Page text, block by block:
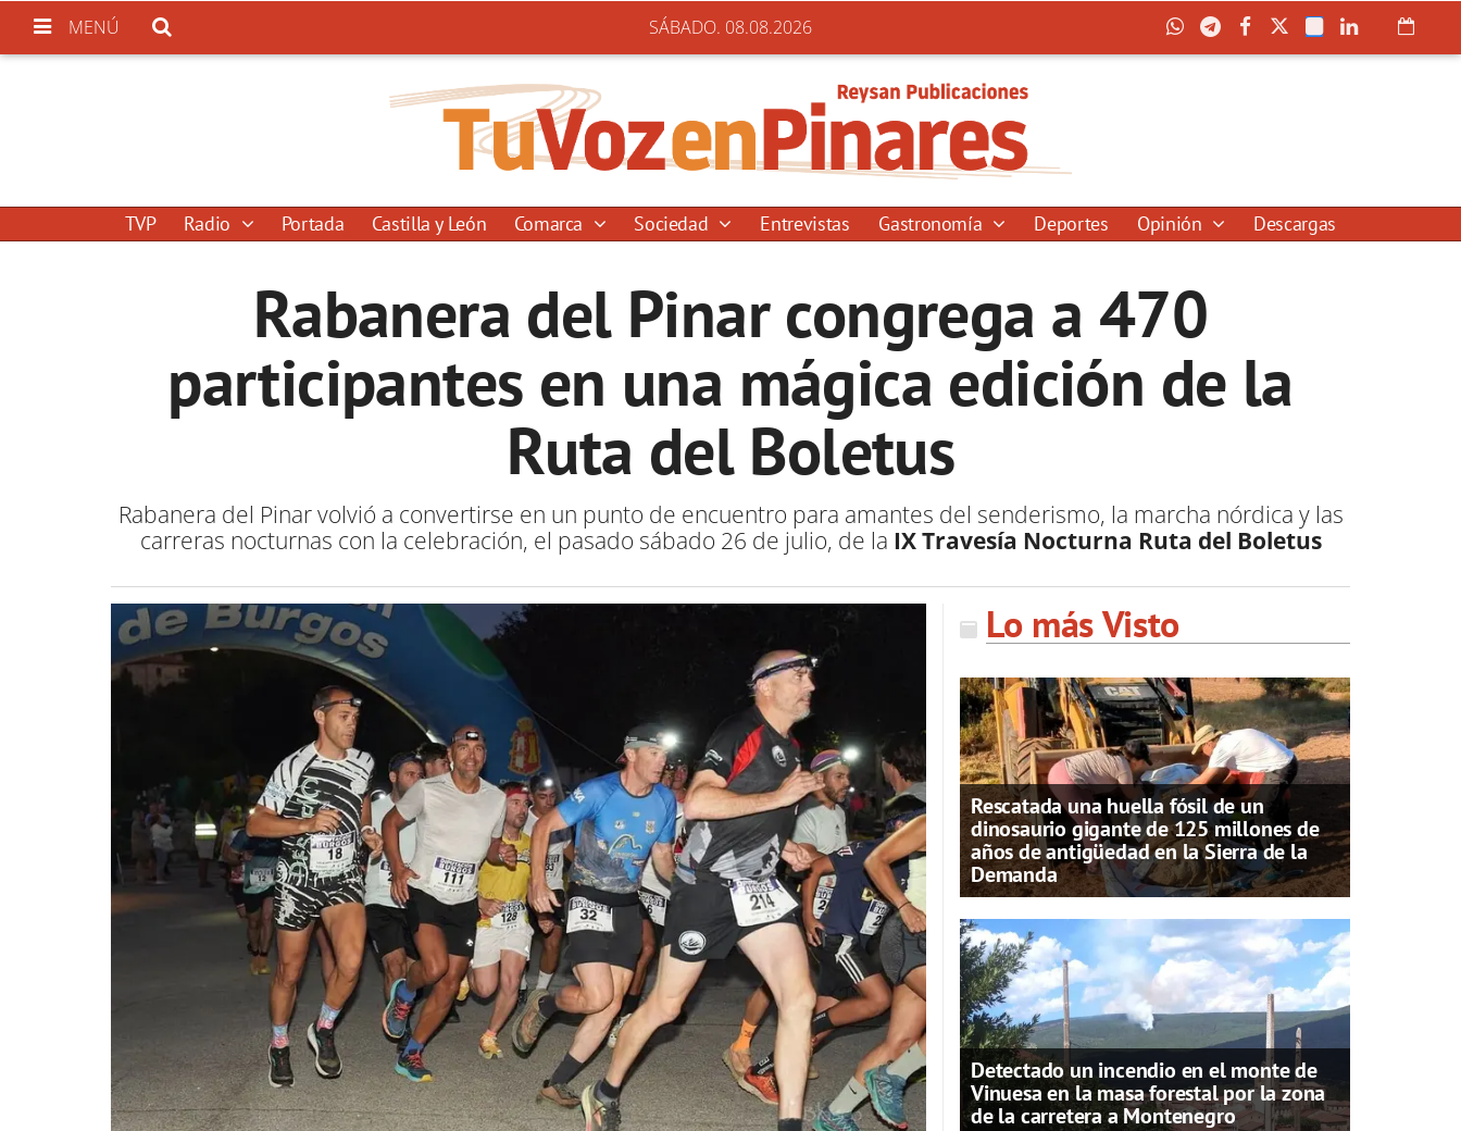
MENÚ SÁBADO. 08.08.2026
TVP Radio Portada Castilla y León Comarca Sociedad Entrevistas Gastronomía Deportes Opinión Descargas
Rabanera del Pinar congrega a 470
participantes en una mágica edición de la
Ruta del Boletus
Rabanera del Pinar volvió a convertirse en un punto de encuentro para amantes del senderismo, la marcha nórdica y las
carreras nocturnas con la celebración, el pasado sábado 26 de julio, de la IX Travesía Nocturna Ruta del Boletus
Lo más Visto
Rescatada una huella fósil de un
dinosaurio gigante de 125 millones de
años de antigüedad en la Sierra de la
Demanda
Detectado un incendio en el monte de
Vinuesa en la masa forestal por la zona
de la carretera a Montenegro